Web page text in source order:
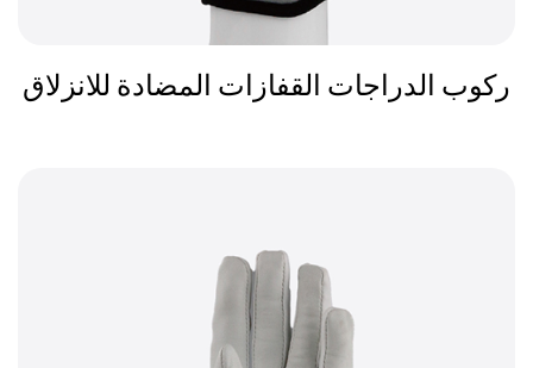
ركوب الدراجات القفازات المضادة للانزلاق